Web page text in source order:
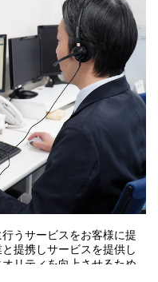
身者、また中途採用で入
成されていることが事業
と思いますが、トライ＆
いけることと思います。
もチーム力を大事に、事
きな事業ミッション達成
切にすることが事業方針
な挑戦を成功に繋げてい
編成を行い、東証プライム
して新規事業を担ってい
田サービスセンター）
うサービスをお客様に提
提携しサービスを提供し
リティを向上させるため